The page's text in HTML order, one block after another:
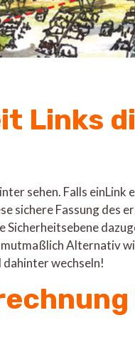
Links
sehen. Falls einLink
sichere Fassung des
Sicherheitsebene
Alternativ
wechseln!